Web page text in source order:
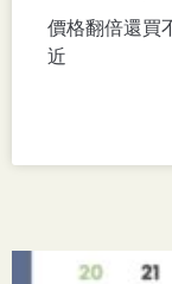
價格翻倍還買
近